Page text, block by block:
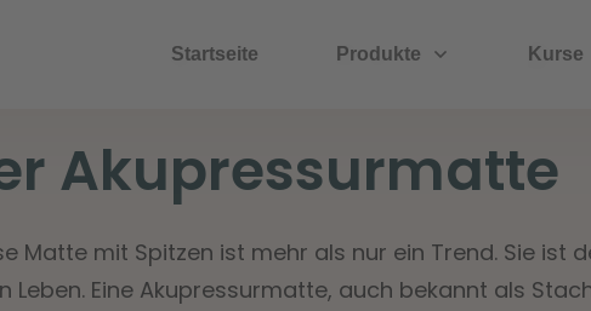
Startseite Produkte Kurse
Akupressurmatte
mit Spitzen ist mehr als nur ein Trend. Sie ist
Eine Akupressurmatte, auch bekannt als